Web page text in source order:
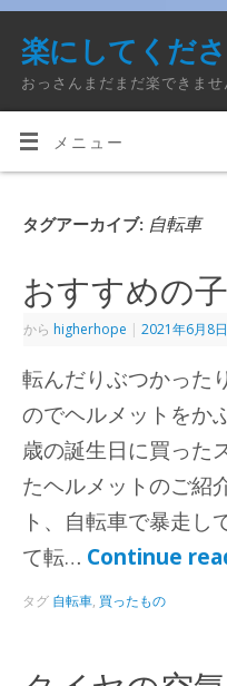
楽にしてくださ
おっさんまだまだ楽できませ
メニュー
タグアーカイブ: 自転車
おすすめの
から higherhope | 2021年6月8日
転んだりぶつかった
のでヘルメットをか
歳の誕生日に買った
たヘルメットのご紹
ト、自転車で暴走し
て転… Continue
タグ 自転車, 買ったもの